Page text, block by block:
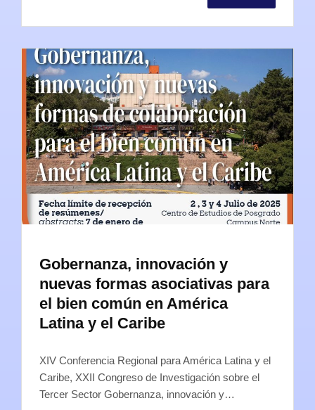
Gobernanza, innovación y
nuevas formas asociativas para
el bien común en América
Latina y el Caribe
XIV Conferencia Regional para América Latina y el
Caribe, XXII Congreso de Investigación sobre el
Tercer Sector Gobernanza, innovación y…